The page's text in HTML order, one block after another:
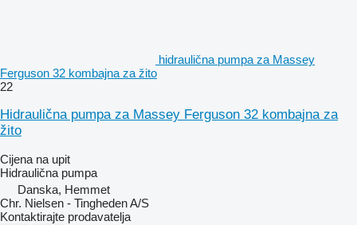
hidraulična pumpa za Massey
Ferguson 32 kombajna za žito
22
Hidraulična pumpa za Massey Ferguson 32 kombajna za
žito
Cijena na upit
Hidraulična pumpa
Danska, Hemmet
Chr. Nielsen - Tingheden A/S
Kontaktirajte prodavatelja